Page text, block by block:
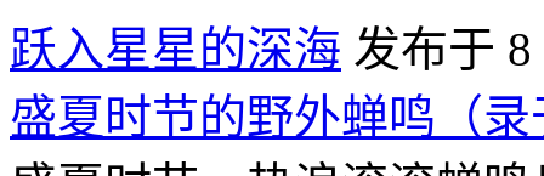
跃入星星的深海 发布于
盛夏时节的野外蝉鸣（录